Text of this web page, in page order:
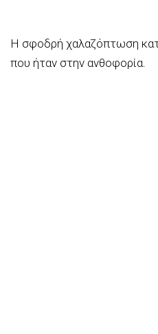
Η σφοδρή χαλαζόπτωση
που ήταν στην ανθοφορία.